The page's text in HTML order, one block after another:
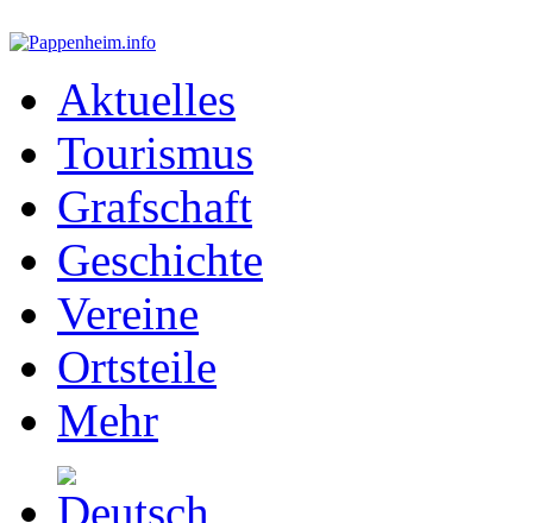
Aktuelles
Tourismus
Grafschaft
Geschichte
Vereine
Ortsteile
Mehr